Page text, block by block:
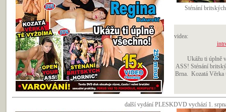
Sténání
videa:
Ukážu ti úplně
ASS! Sténání
Brna. Kozatá Věrka
další vydání PLESKDVD vychází 1.